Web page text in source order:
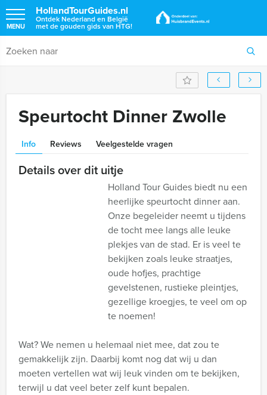
HollandTourGuides.nl
Ontdek Nederland en België
met de gouden gids van HTG!
MENU
Speurtocht Dinner Zwolle
Info Reviews Veelgestelde vragen
Details over dit uitje
Holland Tour Guides biedt nu een
heerlijke speurtocht dinner aan.
Onze begeleider neemt u tijdens
de tocht mee langs alle leuke
plekjes van de stad. Er is veel te
bekijken zoals leuke straatjes,
oude hofjes, prachtige
gevelstenen, rustieke pleintjes,
gezellige kroegjes, te veel om op
te noemen!
Wat? We nemen u helemaal niet mee, dat zou te
gemakkelijk zijn. Daarbij komt nog dat wij u dan
moeten vertellen wat wij leuk vinden om te bekijken,
terwijl u dat veel beter zelf kunt bepalen.